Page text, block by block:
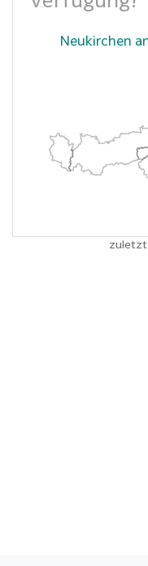
Neukirchen
zuletzt